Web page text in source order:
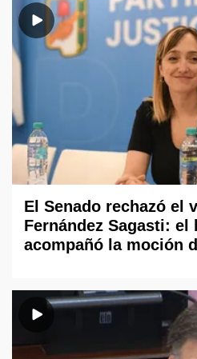
El Senado rechazó el
Fernández Sagasti:
acompañó la moción